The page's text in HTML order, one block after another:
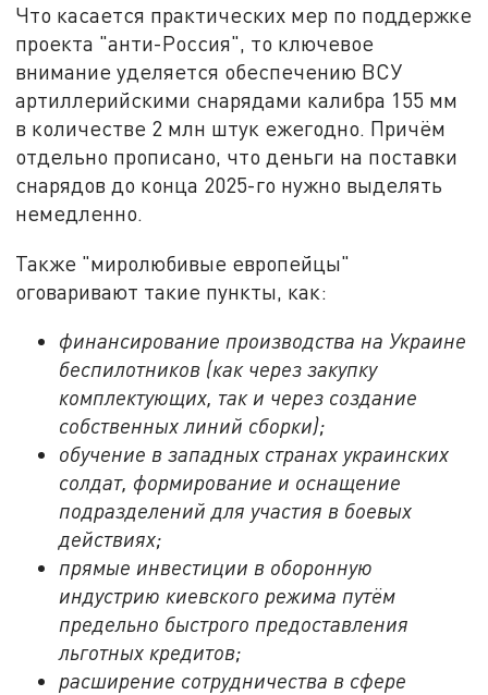
Что касается практических мер по поддержке
проекта "анти-Россия", то ключевое
внимание уделяется обеспечению ВСУ
артиллерийскими снарядами калибра 155 мм
в количестве 2 млн штук ежегодно. Причём
отдельно прописано, что деньги на поставки
снарядов до конца 2025-го нужно выделять
немедленно.
Также "миролюбивые европейцы"
оговаривают такие пункты, как:
финансирование производства на Украине
беспилотников (как через закупку
комплектующих, так и через создание
собственных линий сборки);
обучение в западных странах украинских
солдат, формирование и оснащение
подразделений для участия в боевых
действиях;
прямые инвестиции в оборонную
индустрию киевского режима путём
предельно быстрого предоставления
льготных кредитов;
расширение сотрудничества в сфере